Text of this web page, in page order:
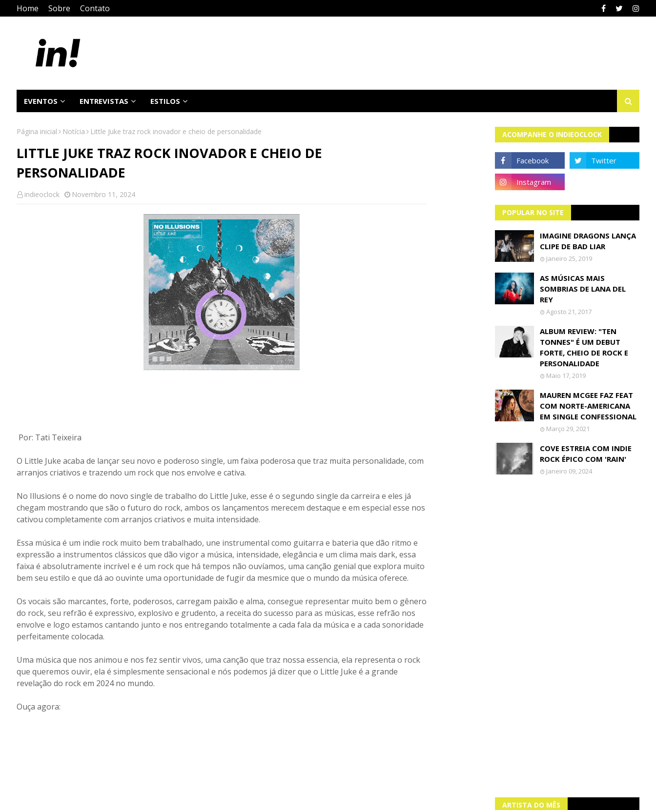
Home Sobre Contato
EVENTOS ENTREVISTAS ESTILOS
Página inicial Notícia Little Juke traz rock inovador e cheio de personalidade
LITTLE JUKE TRAZ ROCK INOVADOR E CHEIO DE
PERSONALIDADE
indieoclock Novembro 11, 2024
Por: Tati Teixeira
O Little Juke acaba de lançar seu novo e poderoso single, um faixa poderosa que traz muita personalidade, com
arranjos criativos e trazendo um rock que nos envolve e cativa.
No Illusions é o nome do novo single de trabalho do Little Juke, esse é o segundo single da carreira e eles já
chegam mostrando que são o futuro do rock, ambos os lançamentos merecem destaque e em especial esse nos
cativou completamente com arranjos criativos e muita intensidade.
Essa música é um indie rock muito bem trabalhado, une instrumental como guitarra e bateria que dão ritmo e
expressão a instrumentos clássicos que dão vigor a música, intensidade, elegância e um clima mais dark, essa
faixa é absolutramente incrível e é um rock que há tempos não ouvíamos, uma canção genial que explora muito
bem seu estilo e que dá ao ouvinte uma oportunidade de fugir da mesmice que o mundo da música oferece.
Os vocais são marcantes, forte, poderosos, carregam paixão e alma, consegue representar muito bem o gênero
do rock, seu refrão é expressivo, explosivo e grudento, a receita do sucesso para as músicas, esse refrão nos
envolve e logo estamos cantando junto e nos entregando totalmente a cada fala da música e a cada sonoridade
perfeitamente colocada.
Uma música que nos animou e nos fez sentir vivos, uma canção que traz nossa essencia, ela representa o rock
que queremos ouvir, ela é simplesmente sensacional e nós podemos já dizer que o Little Juke é a grande
revelação do rock em 2024 no mundo.
Ouça agora:
ACOMPANHE O INDIEOCLOCK
POPULAR NO SITE
IMAGINE DRAGONS LANÇA
CLIPE DE BAD LIAR
Janeiro 25, 2019
AS MÚSICAS MAIS
SOMBRIAS DE LANA DEL
REY
Agosto 21, 2017
ALBUM REVIEW: "TEN
TONNES" É UM DEBUT
FORTE, CHEIO DE ROCK E
PERSONALIDADE
Maio 17, 2019
MAUREN MCGEE FAZ FEAT
COM NORTE-AMERICANA
EM SINGLE CONFESSIONAL
Março 29, 2021
COVE ESTREIA COM INDIE
ROCK ÉPICO COM 'RAIN'
Janeiro 09, 2024
ARTISTA DO MÊS